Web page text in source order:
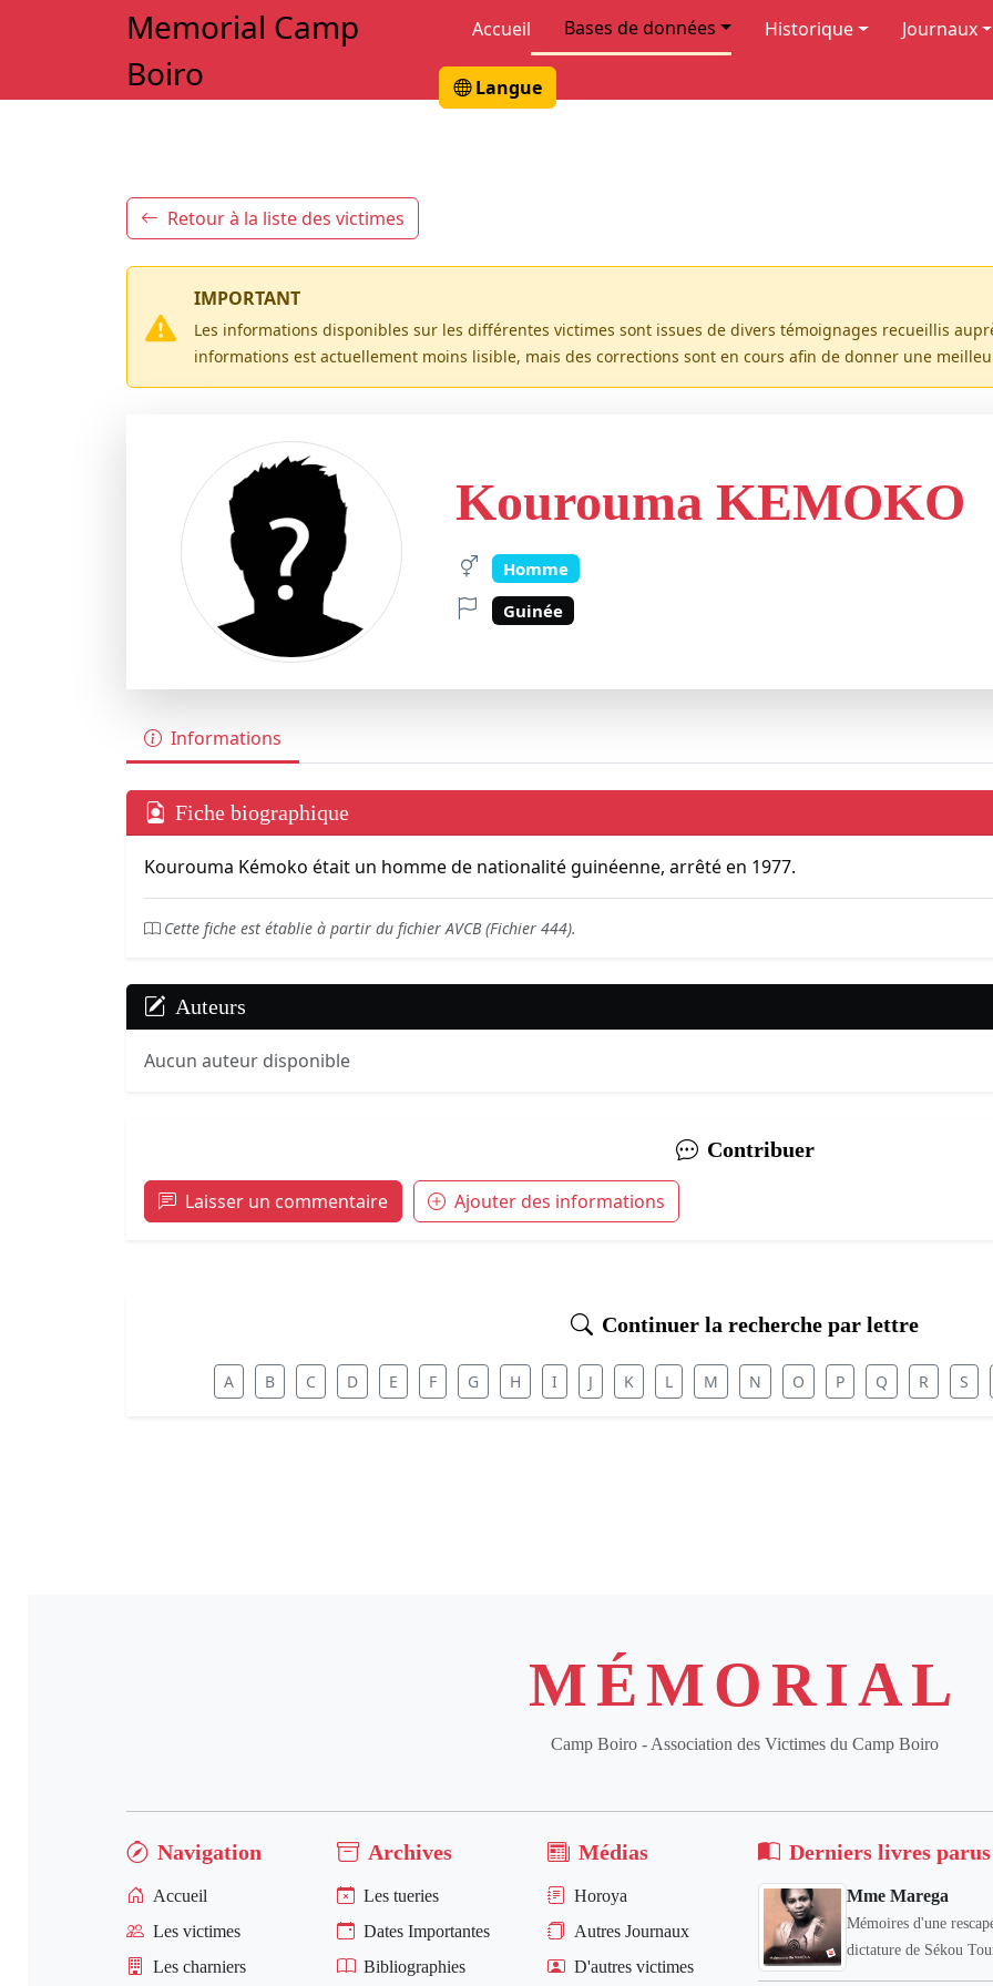
Memorial Camp
Boiro
Accueil Bases de données Historique Journaux
Langue
Retour à la liste des victimes
IMPORTANT
Les informations disponibles sur les différentes victimes sont issues de divers témoignages recueillis
informations est actuellement moins lisible, mais des corrections sont en cours afin de donner une
Kourouma KEMOKO
Homme
Guinée
Informations
Fiche biographique
Kourouma Kémoko était un homme de nationalité guinéenne, arrêté en 1977.
Cette fiche est établie à partir du fichier AVCB (Fichier 444).
Auteurs
Aucun auteur disponible
Contribuer
Laisser un commentaire Ajouter des informations
Continuer la recherche par lettre
A B C D E F G H I J K L M N O P Q R S
MÉMORIAL
Camp Boiro - Association des Victimes du Camp Boiro
Navigation
Accueil
Les victimes
Les charniers
Archives
Les tueries
Dates Importantes
Bibliographies
Médias
Horoya
Autres Journaux
D'autres victimes
Derniers livres parus
Mme Marega
Mémoires d'une
dictature de Sékou